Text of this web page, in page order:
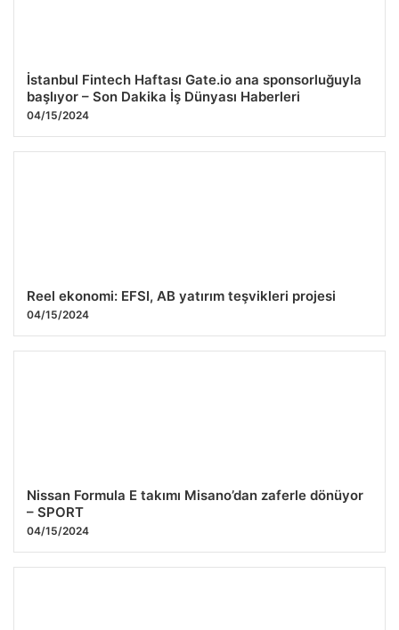
İstanbul Fintech Haftası Gate.io ana sponsorluğuyla
başlıyor – Son Dakika İş Dünyası Haberleri
04/15/2024
Reel ekonomi: EFSI, AB yatırım teşvikleri projesi
04/15/2024
Nissan Formula E takımı Misano’dan zaferle dönüyor
– SPORT
04/15/2024